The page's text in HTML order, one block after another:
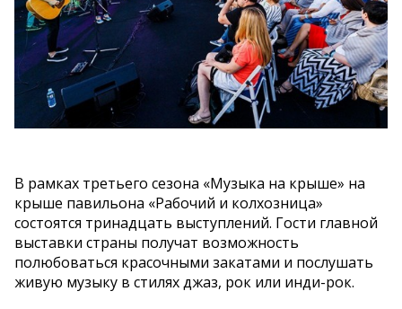
В рамках третьего сезона «Музыка на крыше» на
крыше павильона «Рабочий и колхозница»
состоятся тринадцать выступлений. Гости главной
выставки страны получат возможность
полюбоваться красочными закатами и послушать
живую музыку в стилях джаз, рок или инди-рок.